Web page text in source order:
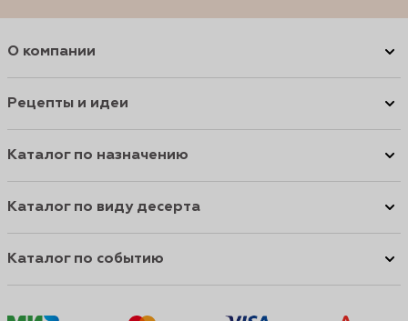
О компании
Рецепты и идеи
Каталог по назначению
Каталог по виду десерта
Каталог по событию